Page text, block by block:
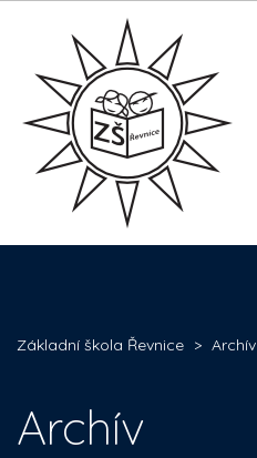
Základní škola Řevnice > Archív
Archív